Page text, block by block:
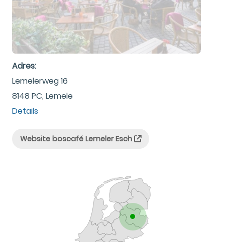
Adres:
Lemelerweg 16
8148 PC, Lemele
Details
Website boscafé Lemeler Esch